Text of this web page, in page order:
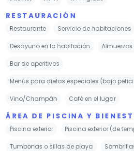
RESTAURACIÓN
Restaurante Servicio de habitaciones
Desayuno en la habitación
Bar de aperitivos
Menús para dietas especiales (bajo
Vino/Champán Café en el lugar
ÁREA DE PISCINA Y
Piscina exterior Piscina exterior (de
Tumbonas o sillas de playa